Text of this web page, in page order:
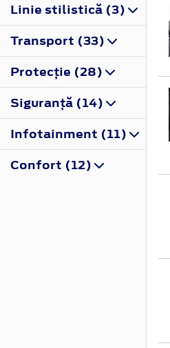
Linie stilistică (3)
Transport (33)
Protecţie (28)
Siguranţă (14)
Infotainment (11)
Confort (12)